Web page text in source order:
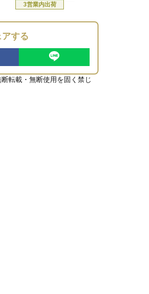
3営業内出荷
する
転載・無断使用を固く禁じ